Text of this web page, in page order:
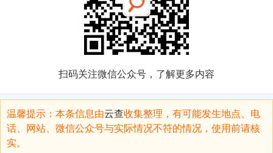
扫码关注微信公众号，了解更多内容
温馨提示：本条信息由云查收集整理，有可能发生地点、电
话、网站、微信公众号与实际情况不符的情况，使用前请核
实。